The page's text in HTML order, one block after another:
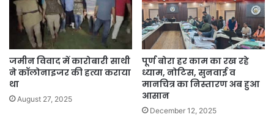
जमीन विवाद में कारोबारी साथी
ने कॉलोनाइजर की हत्या कराया
था
August 27, 2025
पूर्ण बोरा हर काम का रख रहे
ध्याम, नोटिस, सुनवाई व
मानचित्र का निस्तारण अब हुआ
आसान
December 12, 2025